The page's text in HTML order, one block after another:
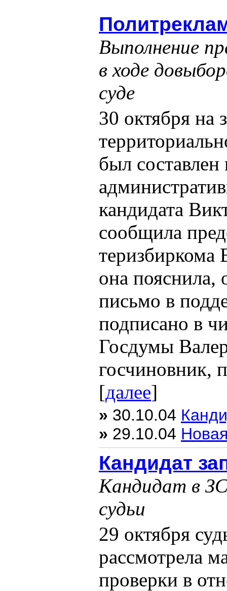
Выполнение
в ходе
суде
30 октября на
был составлен
кандидата
сообщила
теризбиркома
она пояснила,
письмо в
подписано в
Госдумы
госчиновник,
[далее]
» 30.10.04
» 29.10.04
Кандидат
Кандидат в
судьи
29 октября
рассмотрела
проверки в